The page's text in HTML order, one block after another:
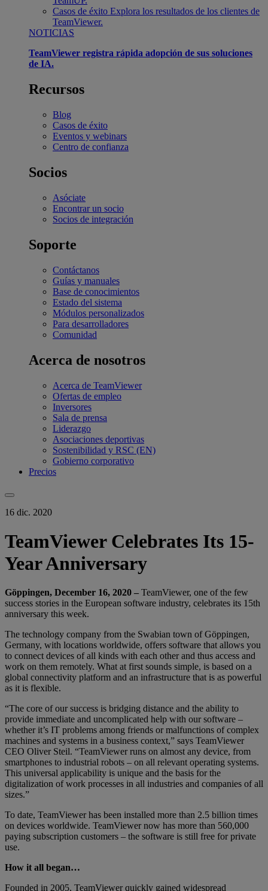
Casos de éxito Explora los resultados de los clientes de
TeamViewer.
NOTICIAS
TeamViewer registra rápida adopción de sus soluciones
de IA.
Recursos
Blog
Casos de éxito
Eventos y webinars
Centro de confianza
Socios
Asóciate
Encontrar un socio
Socios de integración
Soporte
Contáctanos
Guías y manuales
Base de conocimientos
Estado del sistema
Módulos personalizados
Para desarrolladores
Comunidad
Acerca de nosotros
Acerca de TeamViewer
Ofertas de empleo
Inversores
Sala de prensa
Liderazgo
Asociaciones deportivas
Sostenibilidad y RSC (EN)
Gobierno corporativo
Precios
16 dic. 2020
TeamViewer Celebrates Its 15-
Year Anniversary
Göppingen, December 16, 2020 – TeamViewer, one of the few
success stories in the European software industry, celebrates its 15th
anniversary this week.
The technology company from the Swabian town of Göppingen,
Germany, with locations worldwide, offers software that allows you
to connect devices of all kinds with each other and thus access and
work on them remotely. What at first sounds simple, is based on a
global connectivity platform and an infrastructure that is as powerful
as it is flexible.
“The core of our success is bridging distance and the ability to
provide immediate and uncomplicated help with our software –
whether it’s IT problems among friends or malfunctions of complex
machines and systems in a business context,” says TeamViewer
CEO Oliver Steil. “TeamViewer runs on almost any device, from
smartphones to industrial robots – on all relevant operating systems.
This universal applicability is unique and the basis for the
digitalization of work processes in all industries and companies of all
sizes.”
To date, TeamViewer has been installed more than 2.5 billion times
on devices worldwide. TeamViewer now has more than 560,000
paying subscription customers – the software is still free for private
use.
How it all began…
Founded in 2005, TeamViewer quickly gained widespread